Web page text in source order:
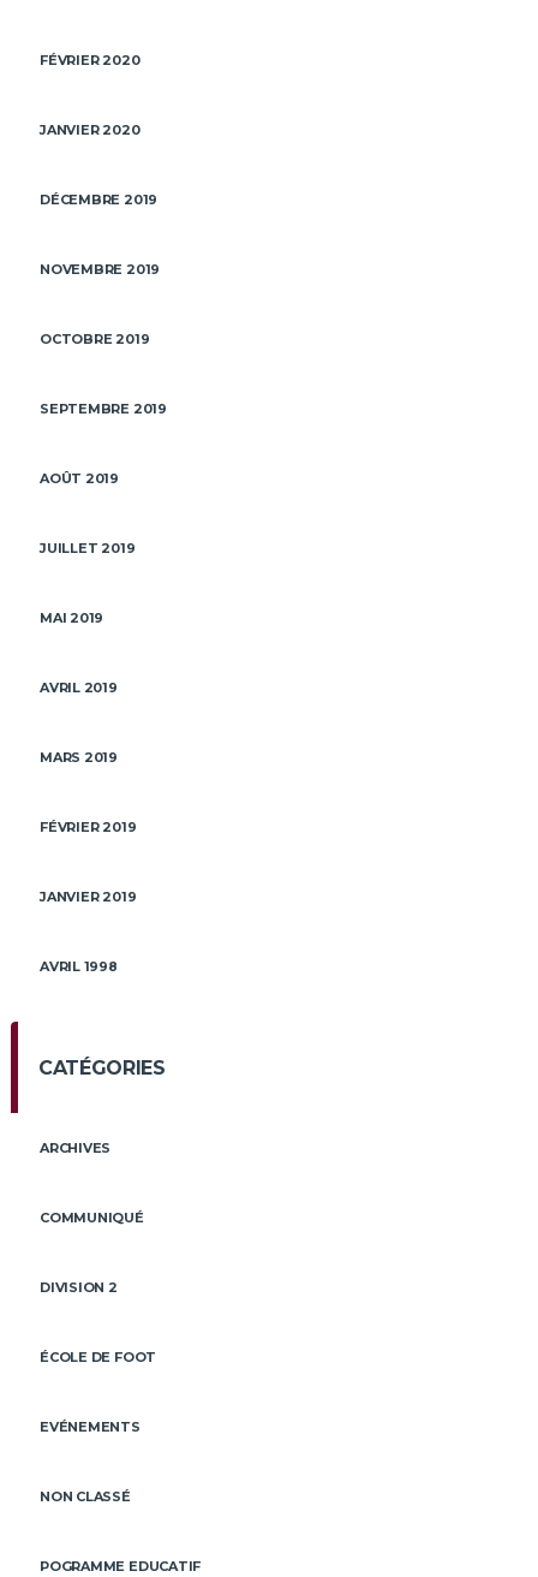
FÉVRIER 2020
JANVIER 2020
DÉCEMBRE 2019
NOVEMBRE 2019
OCTOBRE 2019
SEPTEMBRE 2019
AOÛT 2019
JUILLET 2019
MAI 2019
AVRIL 2019
MARS 2019
FÉVRIER 2019
JANVIER 2019
AVRIL 1998
CATÉGORIES
ARCHIVES
COMMUNIQUÉ
DIVISION 2
ÉCOLE DE FOOT
EVÉNEMENTS
NON CLASSÉ
POGRAMME EDUCATIF